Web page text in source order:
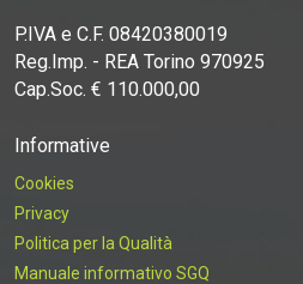
P.IVA e C.F. 08420380019
Reg.Imp. - REA Torino 970925
Cap.Soc. € 110.000,00
Informative
Cookies
Privacy
Politica per la Qualità
Manuale informativo SGQ